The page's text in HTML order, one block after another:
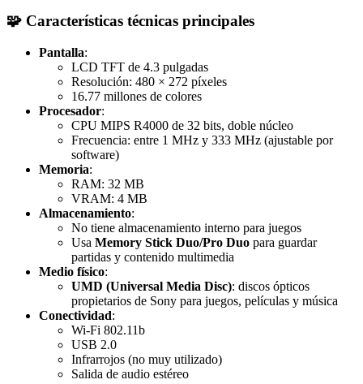
🧩 Características técnicas principales
Pantalla:
LCD TFT de 4.3 pulgadas
Resolución: 480 × 272 píxeles
16.77 millones de colores
Procesador:
CPU MIPS R4000 de 32 bits, doble núcleo
Frecuencia: entre 1 MHz y 333 MHz (ajustable por
software)
Memoria:
RAM: 32 MB
VRAM: 4 MB
Almacenamiento:
No tiene almacenamiento interno para juegos
Usa Memory Stick Duo/Pro Duo para guardar
partidas y contenido multimedia
Medio físico:
UMD (Universal Media Disc): discos ópticos
propietarios de Sony para juegos, películas y música
Conectividad:
Wi-Fi 802.11b
USB 2.0
Infrarrojos (no muy utilizado)
Salida de audio estéreo